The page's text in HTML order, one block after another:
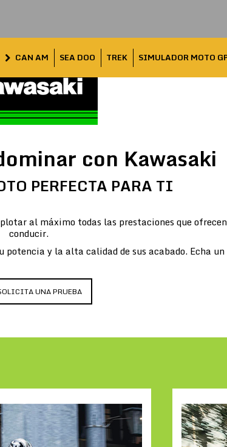
CAN AM SEA DOO TREK SIMULADOR MOTO
con Kawasaki
PERFECTA PARA TI
al máximo todas las prestaciones que
conducir.
y la alta calidad de sus acabado. Echa
UNA PRUEBA